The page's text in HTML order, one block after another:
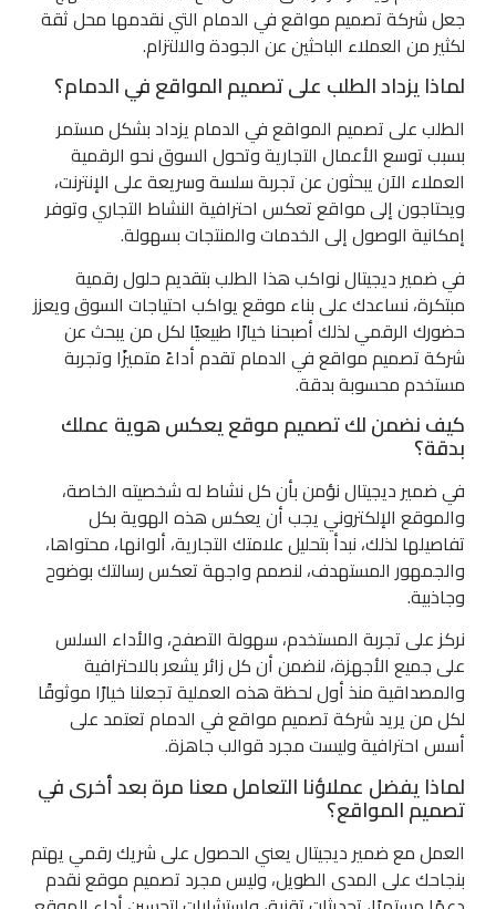
جعل شركة تصميم مواقع في الدمام التي نقدمها محل ثقة
لكثير من العملاء الباحثين عن الجودة والالتزام.
لماذا يزداد الطلب على تصميم المواقع في الدمام؟
الطلب على تصميم المواقع في الدمام يزداد بشكل مستمر
بسبب توسع الأعمال التجارية وتحول السوق نحو الرقمية
العملاء الآن يبحثون عن تجربة سلسة وسريعة على الإنترنت،
ويحتاجون إلى مواقع تعكس احترافية النشاط التجاري وتوفر
إمكانية الوصول إلى الخدمات والمنتجات بسهولة.
في ضمير ديجيتال نواكب هذا الطلب بتقديم حلول رقمية
مبتكرة، نساعدك على بناء موقع يواكب احتياجات السوق ويعزز
حضورك الرقمي لذلك أصبحنا خيارًا طبيعيًا لكل من يبحث عن
شركة تصميم مواقع في الدمام تقدم أداءً متميزًا وتجربة
مستخدم محسوبة بدقة.
كيف نضمن لك تصميم موقع يعكس هوية عملك
بدقة؟
في ضمير ديجيتال نؤمن بأن كل نشاط له شخصيته الخاصة،
والموقع الإلكتروني يجب أن يعكس هذه الهوية بكل
تفاصيلها لذلك، نبدأ بتحليل علامتك التجارية، ألوانها، محتواها،
والجمهور المستهدف، لنصمم واجهة تعكس رسالتك بوضوح
وجاذبية.
نركز على تجربة المستخدم، سهولة التصفح، والأداء السلس
على جميع الأجهزة، لنضمن أن كل زائر يشعر بالاحترافية
والمصداقية منذ أول لحظة هذه العملية تجعلنا خيارًا موثوقًا
لكل من يريد شركة تصميم مواقع في الدمام تعتمد على
أسس احترافية وليست مجرد قوالب جاهزة.
لماذا يفضل عملاؤنا التعامل معنا مرة بعد أخرى في
تصميم المواقع؟
العمل مع ضمير ديجيتال يعني الحصول على شريك رقمي يهتم
بنجاحك على المدى الطويل، وليس مجرد تصميم موقع نقدم